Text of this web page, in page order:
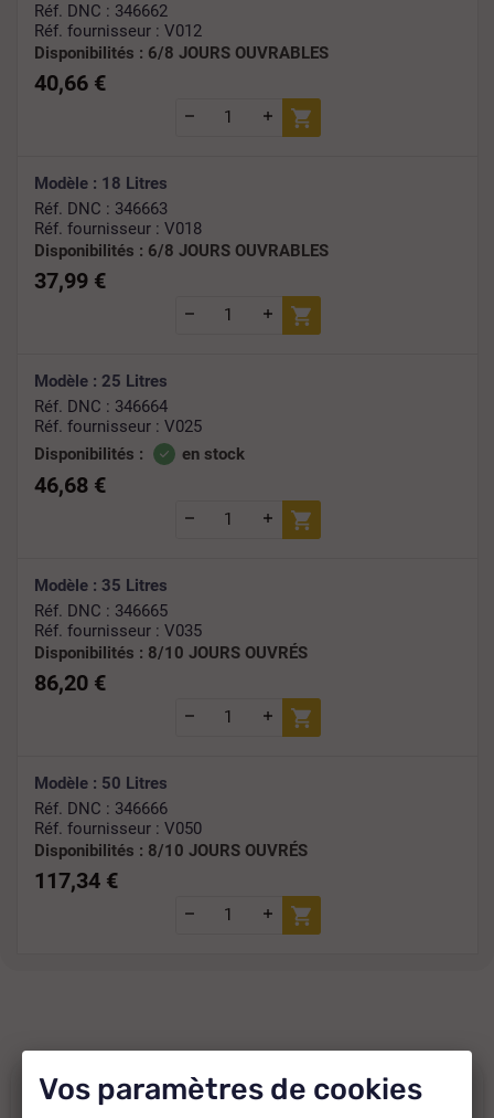
Réf. DNC : 346662
Réf. fournisseur : V012
Disponibilités : 6/8 JOURS OUVRABLES
40,66 €
Modèle : 18 Litres
Réf. DNC : 346663
Réf. fournisseur : V018
Disponibilités : 6/8 JOURS OUVRABLES
37,99 €
Modèle : 25 Litres
Réf. DNC : 346664
Réf. fournisseur : V025
Disponibilités :
en stock
46,68 €
Modèle : 35 Litres
Réf. DNC : 346665
Réf. fournisseur : V035
Disponibilités : 8/10 JOURS OUVRÉS
86,20 €
Modèle : 50 Litres
Réf. DNC : 346666
Réf. fournisseur : V050
Disponibilités : 8/10 JOURS OUVRÉS
117,34 €
En savoir plus
Vos paramètres de cookies